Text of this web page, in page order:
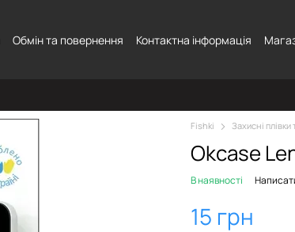
Обмін та повернення Контактна інформація
Fishki Захисні плівки
Okcase
В наявності
15 грн